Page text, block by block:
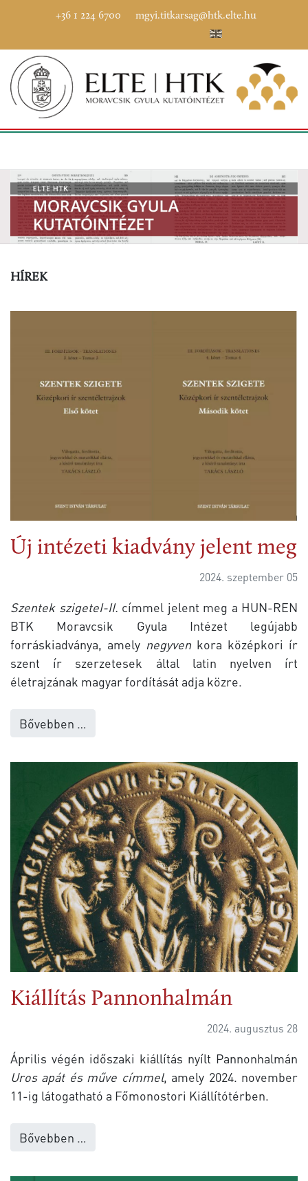
+36 1 224 6700 mgyi.titkarsag@htk.elte.hu
HÍREK
Új intézeti kiadvány jelent meg
2024. szeptember 05
Szentek szigeteI-II. címmel jelent meg a HUN-REN
BTK Moravcsik Gyula Intézet legújabb
forráskiadványa, amely negyven kora középkori ír
szent ír szerzetesek által latin nyelven írt
életrajzának magyar fordítását adja közre.
Bővebben …
Kiállítás Pannonhalmán
2024. augusztus 28
Április végén időszaki kiállítás nyílt Pannonhalmán
Uros apát és műve címmel, amely 2024. november
11-ig látogatható a Főmonostori Kiállítótérben.
Bővebben …